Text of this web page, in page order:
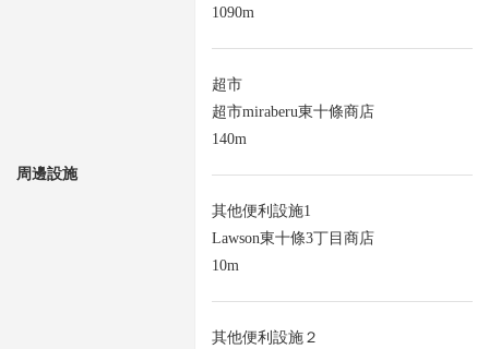
周邊設施
1090m
超市
超市miraberu東十條商店
140m
其他便利設施1
Lawson東十條3丁目商店
10m
其他便利設施２